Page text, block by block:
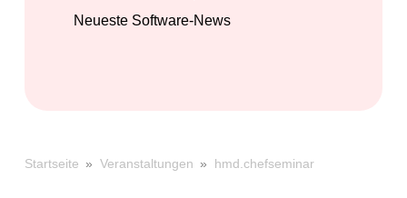
Neueste Software-News
Startseite » Veranstaltungen » hmd.chefseminar